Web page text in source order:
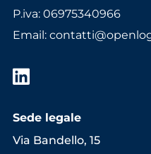
P.iva: 06975340966
Email:
Sede legale
Via Bandello, 15